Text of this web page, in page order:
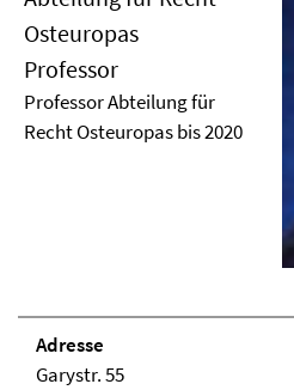
Osteuropas
Professor
Professor Abteilung für
Recht Osteuropas bis 2020
Adresse
Garystr. 55